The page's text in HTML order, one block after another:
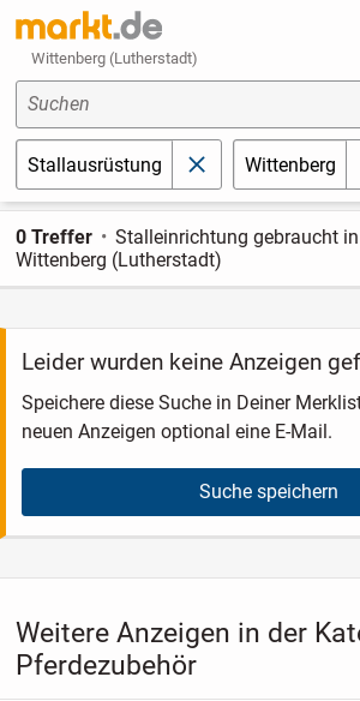
Wittenberg (Lutherstadt)
Suchen
Stallausrüstung schließenWittenberg
0 Treffer
Stalleinrichtung gebraucht in
Wittenberg (Lutherstadt)
Leider wurden keine Anzeigen
Speichere diese Suche in Deiner
neuen Anzeigen optional eine E-Mail.
Suche speichern
Weitere Anzeigen in der
Pferdezubehör